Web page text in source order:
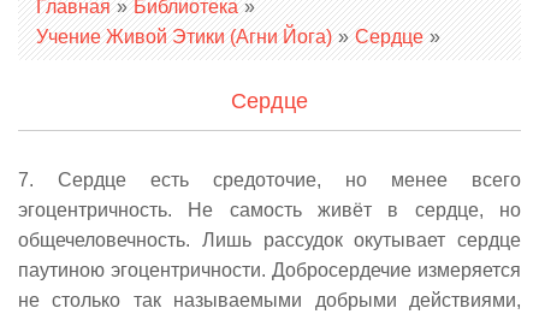
Вы здесь
Главная » Библиотека »
Учение Живой Этики (Агни Йога) » Сердце »
Сердце
7. Сердце есть средоточие, но менее всего
эгоцентричность. Не самость живёт в сердце, но
общечеловечность. Лишь рассудок окутывает сердце
паутиною эгоцентричности. Добросердечие измеряется
не столько так называемыми добрыми действиями,